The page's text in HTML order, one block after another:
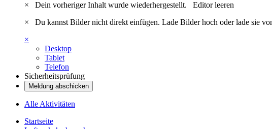
×
Dein vorheriger Inhalt wurde wiederhergestellt. Editor leeren
×
Du kannst Bilder nicht direkt einfügen. Lade Bilder hoch oder lade sie
×
Desktop
Tablet
Telefon
Sicherheitsprüfung
Meldung abschicken
Alle Aktivitäten
Startseite